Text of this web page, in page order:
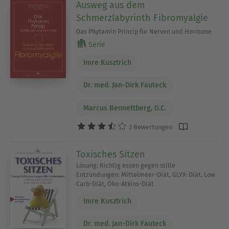
Ausweg aus dem
Schmerzlabyrinth Fibromyalgie
Das Phytamin Prinzip für Nerven und Hormone
Serie
Imre Kusztrich
Dr. med. Jan-Dirk Fauteck
Marcus Bennettberg, D.C.
3 Bewertungen
Toxisches Sitzen
Lösung: Richtig essen gegen stille
Entzündungen: Mittelmeer-Diät, GLYX-Diät, Low
Carb-Diät, Öko-Atkins-Diät
Imre Kusztrich
Dr. med. Jan-Dirk Fauteck